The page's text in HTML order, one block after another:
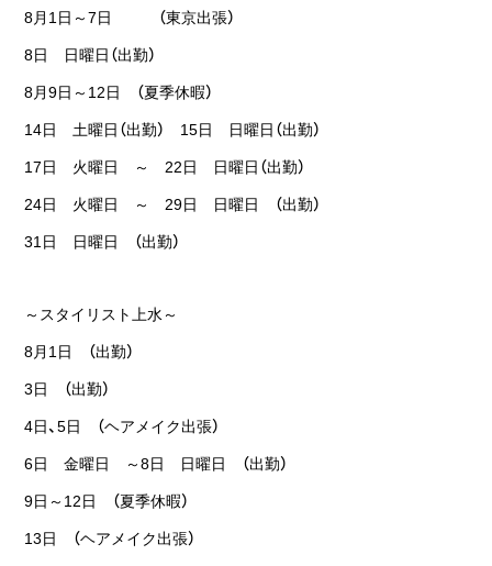
8月1日～7日 （東京出張）
8日 日曜日（出勤）
8月9日～12日 （夏季休暇）
14日 土曜日（出勤） 15日 日曜日（出勤）
17日 火曜日 ～ 22日 日曜日（出勤）
24日 火曜日 ～ 29日 日曜日 （出勤）
31日 日曜日 （出勤）
～スタイリスト上水～
8月1日 （出勤）
3日 （出勤）
4日、5日 （ヘアメイク出張）
6日 金曜日 ～8日 日曜日 （出勤）
9日～12日 （夏季休暇）
13日 （ヘアメイク出張）